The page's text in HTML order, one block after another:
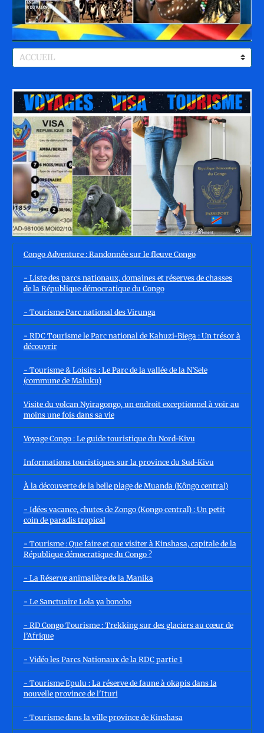
Congo Adventure : Randonnée sur le fleuve Congo
- Liste des parcs nationaux, domaines et réserves de chasses
de la République démocratique du Congo
- Tourisme Parc national des Virunga
- RDC Tourisme le Parc national de Kahuzi-Biega : Un trésor à
découvrir
- Tourisme & Loisirs : Le Parc de la vallée de la N’Sele
(commune de Maluku)
Visite du volcan Nyiragongo, un endroit exceptionnel à voir au
moins une fois dans sa vie
Voyage Congo : Le guide touristique du Nord-Kivu
Informations touristiques sur la province du Sud-Kivu
À la découverte de la belle plage de Muanda (Kôngo central)
- Idées vacance, chutes de Zongo (Kongo central) : Un petit
coin de paradis tropical
- Tourisme : Que faire et que visiter à Kinshasa, capitale de la
République démocratique du Congo ?
- La Réserve animalière de la Manika
- Le Sanctuaire Lola ya bonobo
- RD Congo Tourisme : Trekking sur des glaciers au cœur de
l’Afrique
- Vidéo les Parcs Nationaux de la RDC partie 1
- Tourisme Epulu : La réserve de faune à okapis dans la
nouvelle province de l'Ituri
- Tourisme dans la ville province de Kinshasa